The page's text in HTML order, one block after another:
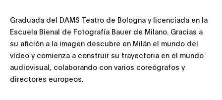
Graduada del DAMS Teatro de Bologna y licenciada en la
Escuela Bienal de Fotografía Bauer de Milano. Gracias a
su afición a la imagen descubre en Milán el mundo del
vídeo y comienza a construir su trayectoria en el mundo
audiovisual, colaborando con varios coreógrafos y
directores europeos.